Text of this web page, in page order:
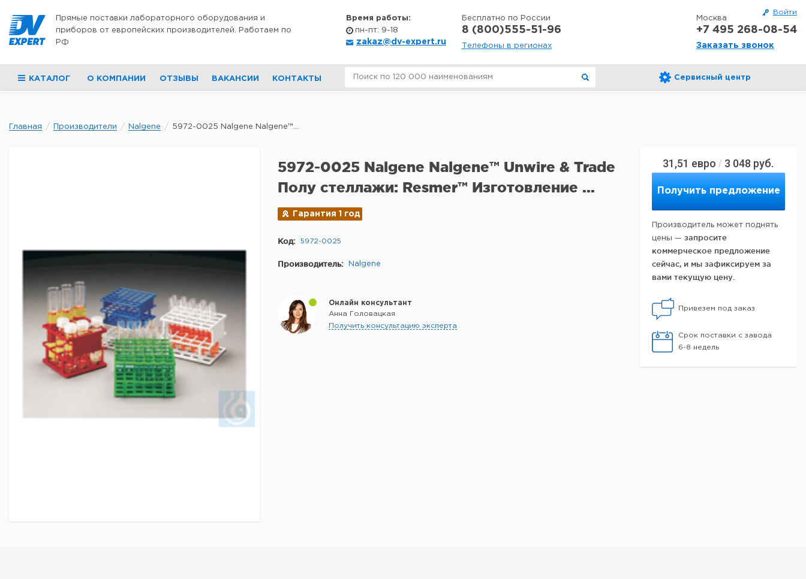
Войти
Прямые поставки лабораторного оборудования и
приборов от европейских производителей. Работаем по
РФ
Время работы:
пн-пт: 9-18
zakaz@dv-expert.ru
Бесплатно по России
8 (800)555-51-96
Телефоны в регионах
Москва
+7 495 268-08-54
Заказать звонок
КАТАЛОГ О КОМПАНИИ ОТЗЫВЫ ВАКАНСИИ КОНТАКТЫ Сервисный центр
Главная Производители Nalgene 5972-0025 Nalgene Nalgene™...
31,51 евро / 3 048 руб.
Получить предложение
Производитель может поднять
цены — запросите
коммерческое предложение
сейчас, и мы зафиксируем за
вами текущую цену.
Привезем под заказ
Срок поставки с завода
6-8 недель
5972-0025 Nalgene Nalgene™ Unwire & Trade
Полу стеллажи: Resmer™ Изготовление ...
Гарантия 1 год
Код: 5972-0025
Производитель: Nalgene
Онлайн консультант
Анна Головацкая
Получить консультацию эксперта